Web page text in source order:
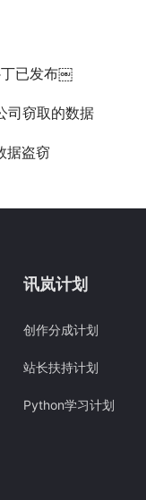
已发布￼
司窃取的数据
据盗窃
讯岚计划
创作分成计划
站长扶持计划
Python学习计划